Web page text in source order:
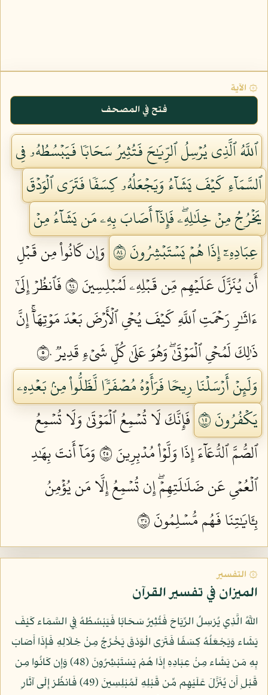
۞ الآية
فتح في المصحف
ٱللَّهُ ٱلَّذِي يُرۡسِلُ ٱلرِّيَٰحَ فَتُثِيرُ سَحَابٗا فَيَبۡسُطُهُۥ فِي
ٱلسَّمَآءِ كَيۡفَ يَشَآءُ وَيَجۡعَلُهُۥ كِسَفٗا فَتَرَى ٱلۡوَدۡقَ
يَخۡرُجُ مِنۡ خِلَٰلِهِۦۖ فَإِذَآ أَصَابَ بِهِۦ مَن يَشَآءُ مِنۡ
عِبَادِهِۦٓ إِذَا هُمۡ يَسۡتَبۡشِرُونَ ٤٨
وَإِن كَانُواْ مِن قَبۡلِ
أَن يُنَزَّلَ عَلَيۡهِم مِّن قَبۡلِهِۦ لَمُبۡلِسِينَ ٤٩
فَٱنظُرۡ إِلَىٰٓ
ءَاثَٰرِ رَحۡمَتِ ٱللَّهِ كَيۡفَ يُحۡيِ ٱلۡأَرۡضَ بَعۡدَ مَوۡتِهَآۚ إِنَّ
ذَٰلِكَ لَمُحۡيِ ٱلۡمَوۡتَىٰۖ وَهُوَ عَلَىٰ كُلِّ شَيۡءٖ قَدِيرٞ ٥٠
وَلَئِنۡ أَرۡسَلۡنَا رِيحٗا فَرَأَوۡهُ مُصۡفَرّٗا لَّظَلُّواْ مِنۢ بَعۡدِهِۦ
يَكۡفُرُونَ ٥١
فَإِنَّكَ لَا تُسۡمِعُ ٱلۡمَوۡتَىٰ وَلَا تُسۡمِعُ
ٱلصُّمَّ ٱلدُّعَآءَ إِذَا وَلَّوۡاْ مُدۡبِرِينَ ٥٢
وَمَآ أَنتَ بِهَٰدِ
ٱلۡعُمۡيِ عَن ضَلَٰلَتِهِمۡۖ إِن تُسۡمِعُ إِلَّا مَن يُؤۡمِنُ
بِـَٔايَٰتِنَا فَهُم مُّسۡلِمُونَ ٥٣
۞ التفسير
الميزان في تفسير القرآن
اللَّهُ الَّذِي يُرْسِلُ الرِّيَاحَ فَتُثِيرُ سَحَابًا فَيَبْسُطُهُ فِي السَّمَاء كَيْفَ
يَشَاء وَيَجْعَلُهُ كِسَفًا فَتَرَى الْوَدْقَ يَخْرُجُ مِنْ خِلَالِهِ فَإِذَا أَصَابَ
بِهِ مَن يَشَاء مِنْ عِبَادِهِ إِذَا هُمْ يَسْتَبْشِرُونَ (48) وَإِن كَانُوا مِن
قَبْلِ أَن يُنَزَّلَ عَلَيْهِم مِّن قَبْلِهِ لَمُبْلِسِينَ (49) فَانظُرْ إِلَى آثَارِ